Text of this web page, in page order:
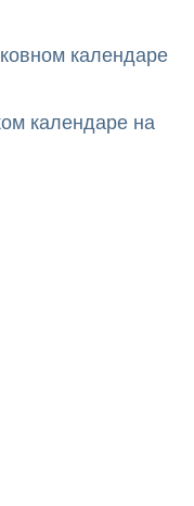
календаре
календаре на